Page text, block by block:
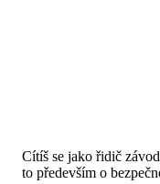
Cítíš se jako řidič
to především o